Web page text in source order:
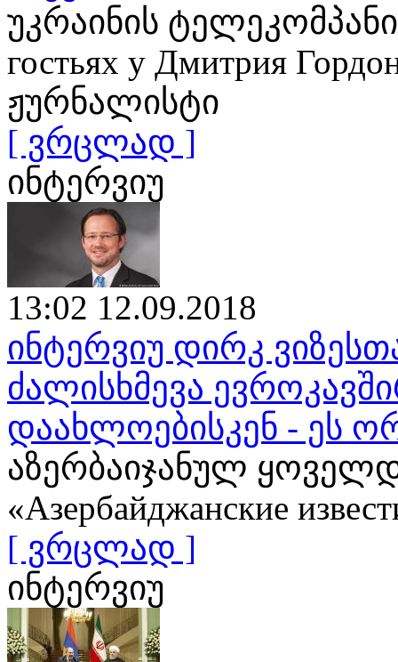
უკრაინის
гостьях у Дмитрия
ჟურნალისტი
[ ვრცლად ]
ინტერვიუ
13:02 12.09.2018
ინტერვიუ დირკ
ძალისხმევა
დაახლოებისკენ - ეს
აზერბაიჯანულ
«Азербайджанские
[ ვრცლად ]
ინტერვიუ